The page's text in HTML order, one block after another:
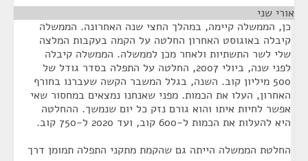
אורי שני
כן, הממשלה קיימה, במהלך החצי שנה האחרונה. הממשלה
קיבלה באוגוסט האחרון החלטה על הקמה בעקבות המלצה
שלי לשר התשתיות ולאחר מכן לממשלה. הממשלה קיבלה
לפני שנה, ביולי 2007, החלטה על התפלה בסדר גודל של
500 מיליון קוב. השנה, בגלל המשבר הקשה שעברנו בחורף
האחרון, העלו את הכמות. מפני שאנחנו נמצאים במחסור שאי
אפשר לחיות איתו והוא גורם נזק כל יום שנמשך. ההחלטה
היא להעלות את הכמות ל-600 קוב, ועד 2020 ל-750 קוב.
החלטת הממשלה הייתה גם שהקמת מתקני התפלה תמומן דרך